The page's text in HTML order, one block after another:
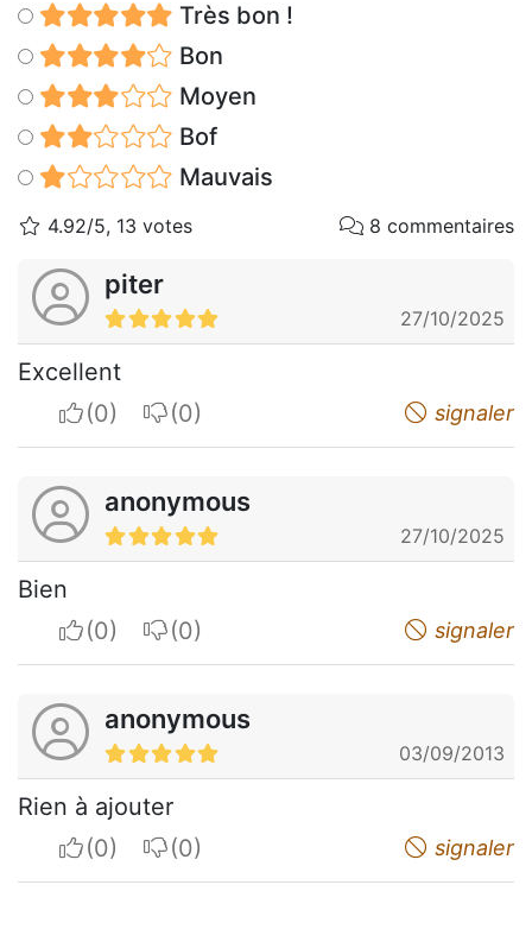
Très bon !
Bon
Moyen
Bof
Mauvais
4.92/5, 13 votes 8 commentaires
piter
27/10/2025
Excellent
I apreciateI do not appreciate signaler
anonymous
27/10/2025
Bien
I apreciateI do not appreciate signaler
anonymous
03/09/2013
Rien à ajouter
I apreciateI do not appreciate signaler